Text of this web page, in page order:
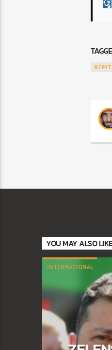
YOU MAY ALSO
INTERNACIONAL